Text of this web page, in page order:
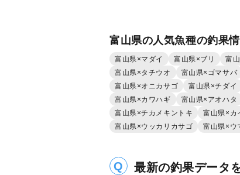
富山県の人気魚種の釣果
富山県×マダイ 富山県×ブリ 富
富山県×タチウオ
富山県×ゴマサバ
富山県×オニカサゴ
富山県×チダイ
富山県×カワハギ
富山県×アオハタ
富山県×チカメキントキ
富山県×カ
富山県×ウッカリカサゴ
富山県×ウ
最新の釣果データ